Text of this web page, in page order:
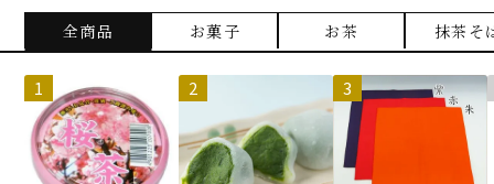
全商品 お菓子 お茶 抹茶そ